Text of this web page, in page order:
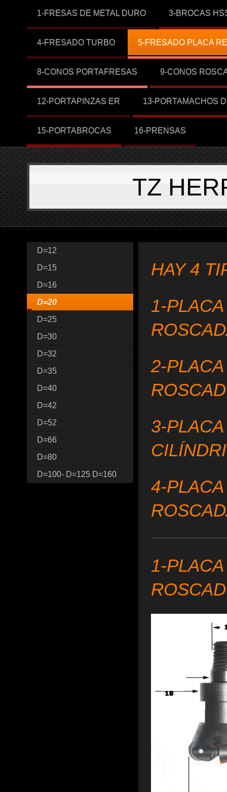
1-FRESAS DE METAL DURO 3-BROCAS
4-FRESADO TURBO 5-FRESADO PLACA
8-CONOS PORTAFRESAS 9-CONOS
12-PORTAPINZAS ER 13-PORTAMACHOS
15-PORTABROCAS 16-PRENSAS
TZ
D=12
D=15
D=16
D=20
D=25
D=30
D=32
D=35
D=40
D=42
D=52
D=66
D=80
D=100- D=125 D=160
HAY 4
1-
2-
3-
4-
1-